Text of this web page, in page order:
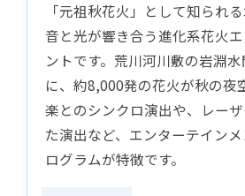
「元祖秋花火」として知られる
音と光が響き合う進化系花火
ントです。荒川河川敷の岩淵
に、約8,000発の花火が秋の夜
楽とのシンクロ演出や、レー
た演出など、エンターテイン
ログラムが特徴です。